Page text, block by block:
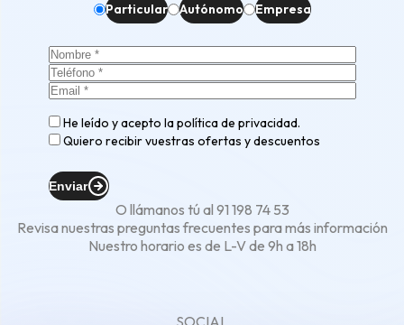
Particular Autónomo Empresa
He leído y acepto lapolítica de privacidad.
Quiero recibir vuestras ofertas y descuentos
Enviar
O llámanos tú al 91 198 74 53
Revisa nuestras preguntas frecuentes para más información
Nuestro horario es de L-V de 9h a 18h
SOCIAL